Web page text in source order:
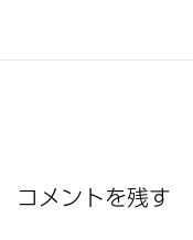
コメントを残す